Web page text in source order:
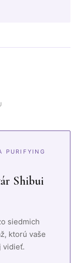
PURIFYING
Shibui
siedmich
ktorú vaše
vidieť.